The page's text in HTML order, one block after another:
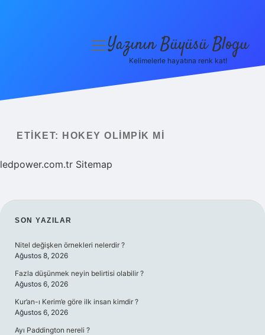
Yasal Uyarı
Hakkımızda
menüyü
Yazının Büyüsü Blogu
Kelimelerle hayatına renk kat!
ETIKET: HOKEY OLIMPIK MI
ledpower.com.tr Sitemap
SIDEBAR
SON YAZILAR
Nitel değişken örnekleri nelerdir ?
Ağustos 8, 2026
Fazla düşünmek neyin belirtisi olabilir ?
Ağustos 6, 2026
Kur’an-ı Kerim’e göre ilk insan kimdir ?
Ağustos 6, 2026
Ayı Paddington nereli ?